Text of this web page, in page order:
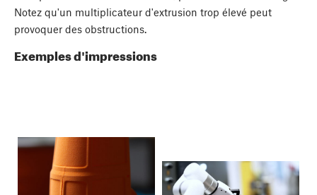
Notez qu'un multiplicateur d'extrusion trop élevé peut
provoquer des obstructions.
Exemples d'impressions